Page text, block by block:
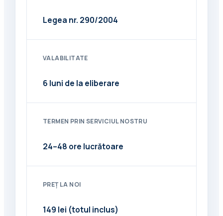
Legea nr. 290/2004
VALABILITATE
6 luni de la eliberare
TERMEN PRIN SERVICIUL NOSTRU
24–48 ore lucrătoare
PREȚ LA NOI
149 lei (totul inclus)